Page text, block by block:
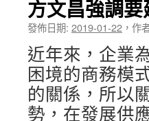
方文昌強調
發佈日期: 2019-01-22 ， 作
近年來，企業
困境的商務模
的關係，所以
勢，在發展供